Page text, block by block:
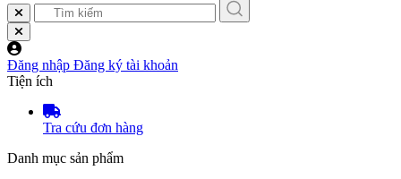
Đăng nhập Đăng ký tài khoản
Tiện ích
Tra cứu đơn hàng
Danh mục sản phẩm